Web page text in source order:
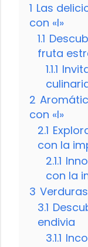
1 Las
con «I»
1.1
fruta
1.1.1
2
con «I»
2.1
con la
2.1.1
con la
3
3.1
endivia
3.1.1